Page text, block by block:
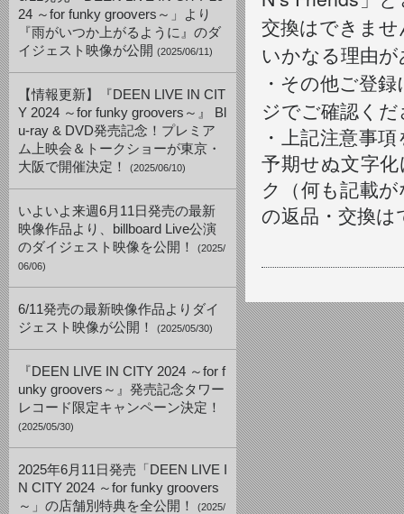
24 ～for funky groovers～」より
『雨がいつか上がるように』のダ
イジェスト映像が公開 (2025/06/11)
【情報更新】『DEEN LIVE IN CIT
Y 2024 ～for funky groovers～』 Bl
u-ray & DVD発売記念！プレミア
ム上映会＆トークショーが東京・
大阪で開催決定！
(2025/06/10)
いよいよ来週6月11日発売の最新
映像作品より、billboard Live公演
のダイジェスト映像を公開！
(2025/
06/06)
6/11発売の最新映像作品よりダイ
ジェスト映像が公開！
(2025/05/30)
『DEEN LIVE IN CITY 2024 ～for f
unky groovers～』発売記念タワー
レコード限定キャンペーン決定！
(2025/05/30)
2025年6月11日発売「DEEN LIVE I
N CITY 2024 ～for funky groovers
～」の店舗別特典を全公開！
(2025/
交換はできま
いかなる理由
・その他ご登
ジでご確認く
・上記注意事
予期せぬ文字
ク（何も記載
の返品・交換